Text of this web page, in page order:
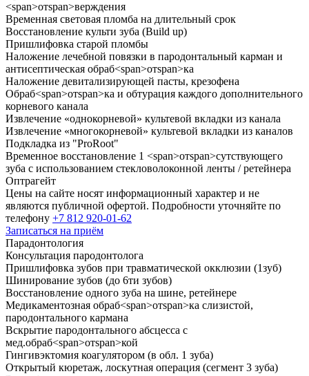
<span>отspan>верждения
Временная световая пломба на длительный срок
Восстановление культи зуба (Build up)
Пришлифовка старой пломбы
Наложение лечебной повязки в пародонтальный карман и
антисептическая обраб<span>отspan>ка
Наложение девитализирующей пасты, крезофена
Обраб<span>отspan>ка и обтурация каждого дополнительного
корневого канала
Извлечение «однокорневой» культевой вкладки из канала
Извлечение «многокорневой» культевой вкладки из каналов
Подкладка из "ProRoot"
Временное восстановление 1 <span>отspan>сутствующего
зуба с использованием стекловолоконной ленты /ретейнера
Оптрагейт
Цены на сайте носят информационный характер и не
являются публичной офертой. Подробности уточняйте по
телефону +7 812 920-01-62
Записаться на приём
Парадонтология
Консультация пародонтолога
Пришлифовка зубов при травматической окклюзии (1зуб)
Шинирование зубов (до 6ти зубов)
Восстановление одного зуба на шине, ретейнере
Медикаментозная обраб<span>отspan>ка слизистой,
пародонтального кармана
Вскрытие пародонтального абсцесса с
мед.обраб<span>отspan>кой
Гингивэктомия коагулятором (в обл. 1 зуба)
Открытый кюретаж, лоскутная операция (сегмент 3 зуба)